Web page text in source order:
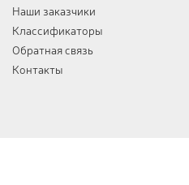
Наши заказчики
Классификаторы
Обратная связь
Контакты